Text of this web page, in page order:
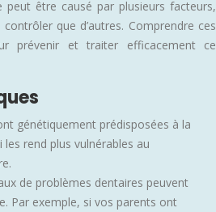
peut être causé par plusieurs facteurs,
que d’autres. Comprendre ces
prévenir et traiter efficacement ce
génétiquement prédisposées à la
rend plus vulnérables au
de problèmes dentaires peuvent
Par exemple, si vos parents ont